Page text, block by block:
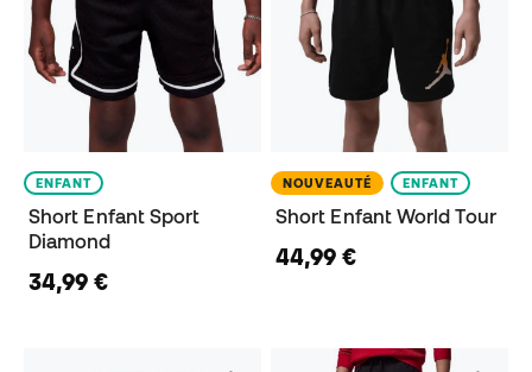
ENFANT
Short Enfant Sport
Diamond
34,99 €
NOUVEAUTÉ ENFANT
Short Enfant World Tour
44,99 €